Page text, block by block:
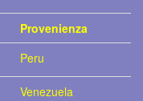
Provenienza
Peru
Venezuela